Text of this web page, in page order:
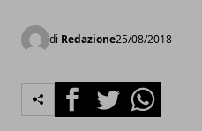
di Redazione25/08/2018
FacebookTwitterWhatsapp